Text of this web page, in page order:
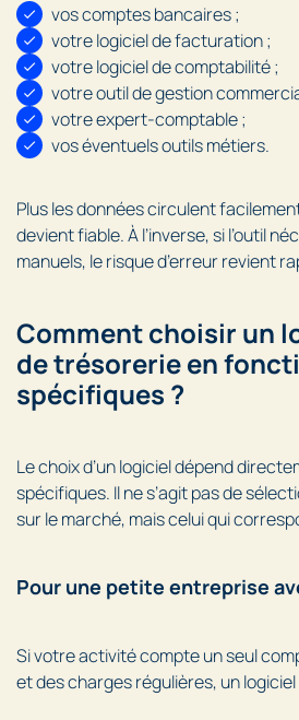
vos comptes bancaires ;
votre logiciel de facturation ;
votre logiciel de comptabilité ;
votre outil de gestion
votre expert-comptable ;
vos éventuels outils métiers.
Plus les données circulent
devient fiable. À l’inverse, si l’outil
manuels, le risque d’erreur revient
Comment choisir un
de trésorerie en
spécifiques ?
Le choix d’un logiciel dépend
spécifiques. Il ne s’agit pas de
sur le marché, mais celui qui
Pour une petite entreprise
Si votre activité compte un seul
et des charges régulières, un